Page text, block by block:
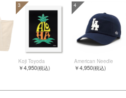
3
Koji Toyoda
￥4,950(税込)
4
American Needle
￥4,950(税込)